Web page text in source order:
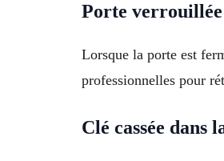
Porte verrouillée
Lorsque la porte est
professionnelles pour
Clé cassée dans